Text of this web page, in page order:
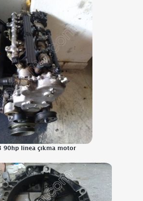
90hp linea çıkma motor